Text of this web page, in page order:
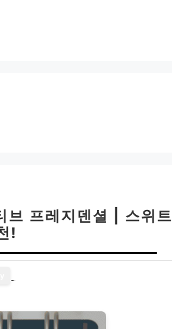
브 프레지덴셜 | 스위트
!